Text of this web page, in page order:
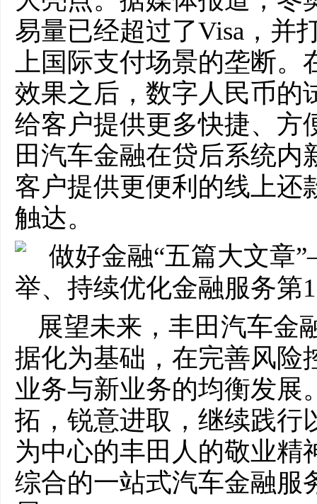
易量已经超过了Visa，并
上国际支付场景的垄断
效果之后，数字人民币的
给客户提供更多快捷、方
田汽车金融在贷后系统
客户提供更便利的线上还
触达。
展望未来，丰田汽车金
据化为基础，在完善风险
业务与新业务的均衡发展
拓，锐意进取，继续践行
为中心的丰田人的敬业精
综合的一站式汽车金融服